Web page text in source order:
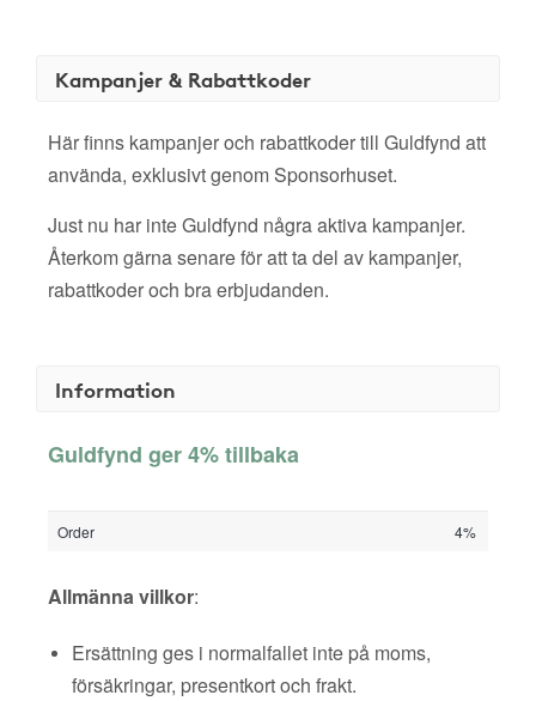
Kampanjer & Rabattkoder
Här finns kampanjer och rabattkoder till Guldfynd att
använda, exklusivt genom Sponsorhuset.
Just nu har inte Guldfynd några aktiva kampanjer.
Återkom gärna senare för att ta del av kampanjer,
rabattkoder och bra erbjudanden.
Information
Guldfynd ger 4% tillbaka
Order 4%
Allmänna villkor:
Ersättning ges i normalfallet inte på moms,
försäkringar, presentkort och frakt.